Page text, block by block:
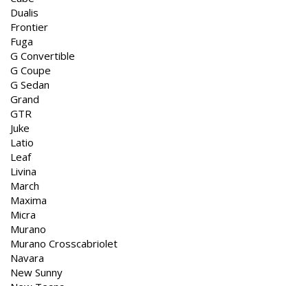
Dualis
Frontier
Fuga
G Convertible
G Coupe
G Sedan
Grand
GTR
Juke
Latio
Leaf
Livina
March
Maxima
Micra
Murano
Murano Crosscabriolet
Navara
New Sunny